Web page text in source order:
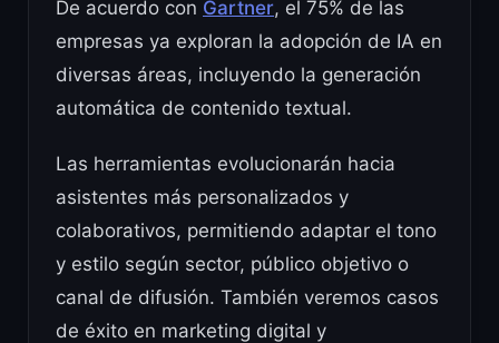
De acuerdo con Gartner, el 75% de las
empresas ya exploran la adopción de IA en
diversas áreas, incluyendo la generación
automática de contenido textual.
Las herramientas evolucionarán hacia
asistentes más personalizados y
colaborativos, permitiendo adaptar el tono
y estilo según sector, público objetivo o
canal de difusión. También veremos casos
de éxito en marketing digital y